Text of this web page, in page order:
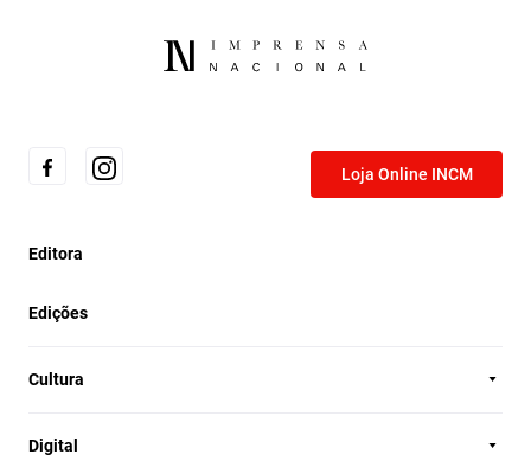
Loja Online INCM
Editora
Edições
Cultura
Digital